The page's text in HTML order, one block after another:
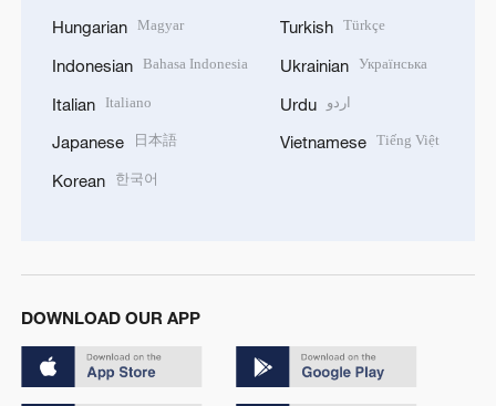
Hungarian Magyar
Indonesian Bahasa Indonesia
Italian Italiano
Japanese 日本語
Korean 한국어
Turkish Türkçe
Ukrainian Українська
Urdu اردو
Vietnamese Tiếng Việt
DOWNLOAD OUR APP